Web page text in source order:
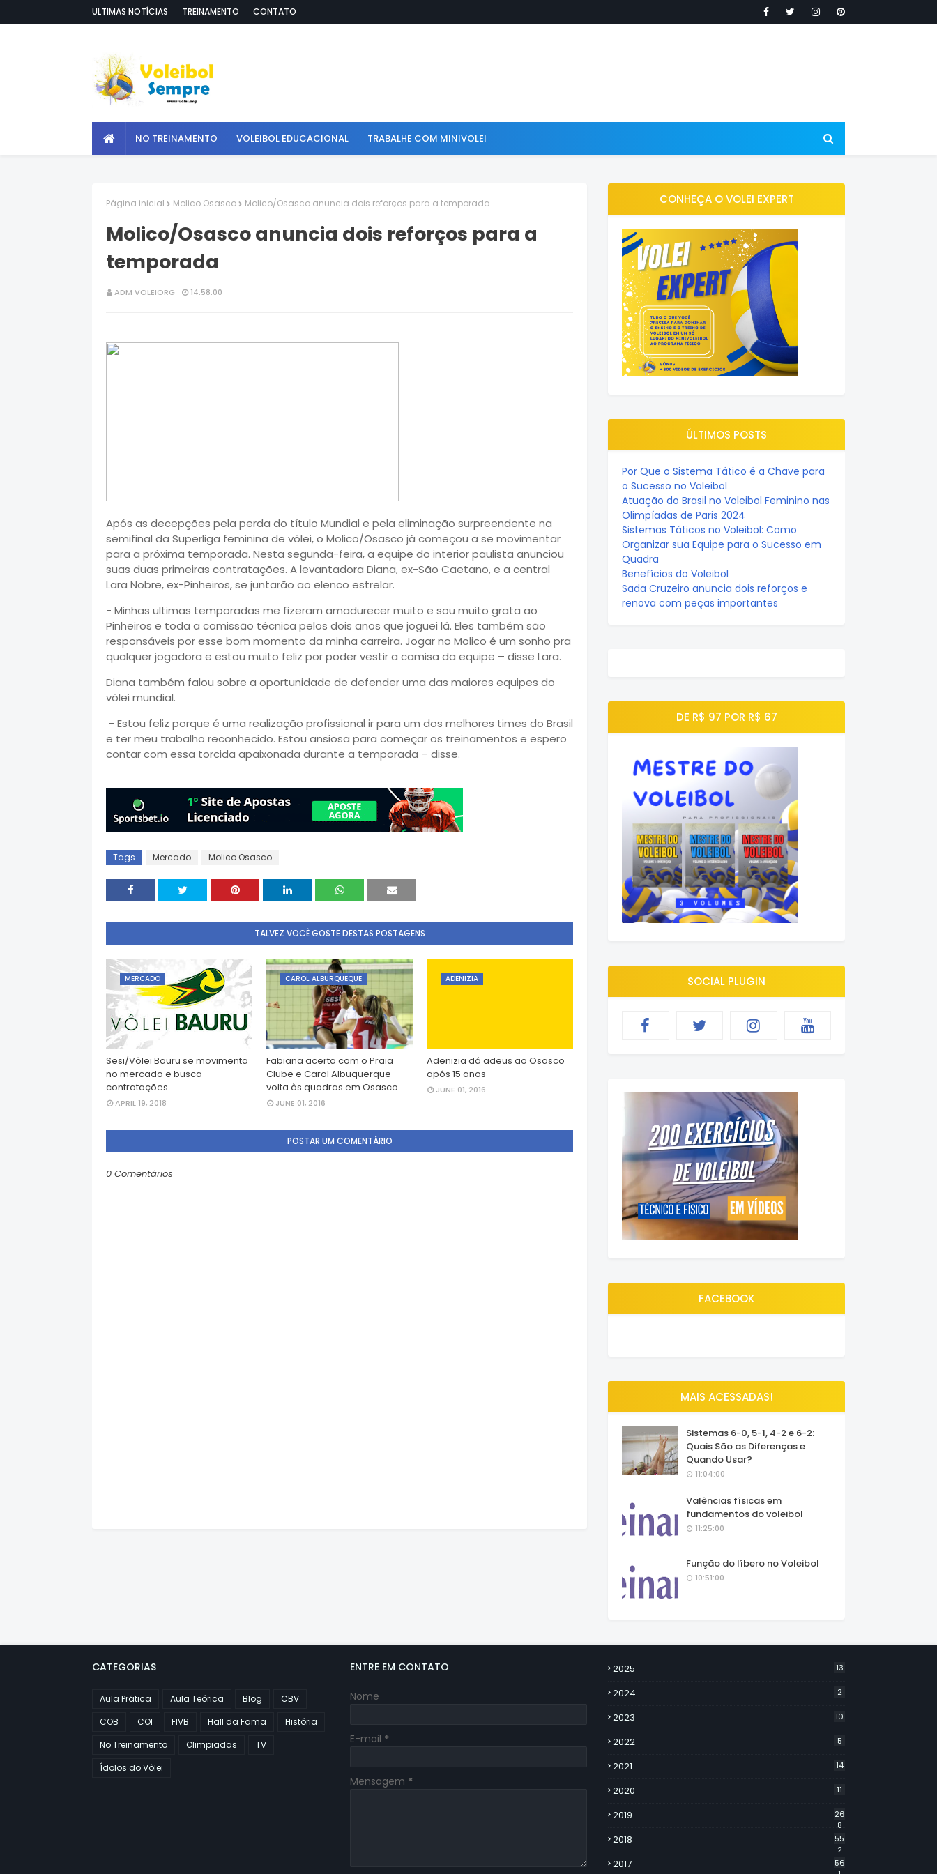
ULTIMAS NOTÍCIAS TREINAMENTO CONTATO
NO TREINAMENTO VOLEIBOL EDUCACIONAL TRABALHE COM MINIVOLEI
Página inicial Molico Osasco Molico/Osasco anuncia dois reforços para a temporada
Molico/Osasco anuncia dois reforços para a
temporada
ADM VOLEIORG 14:58:00
Após as decepções pela perda do título Mundial e pela eliminação surpreendente na
semifinal da Superliga feminina de vôlei, o Molico/Osasco já começou a se movimentar
para a próxima temporada. Nesta segunda-feira, a equipe do interior paulista anunciou
suas duas primeiras contratações. A levantadora Diana, ex-São Caetano, e a central
Lara Nobre, ex-Pinheiros, se juntarão ao elenco estrelar.
- Minhas ultimas temporadas me fizeram amadurecer muito e sou muito grata ao
Pinheiros e toda a comissão técnica pelos dois anos que joguei lá. Eles também são
responsáveis por esse bom momento da minha carreira. Jogar no Molico é um sonho pra
qualquer jogadora e estou muito feliz por poder vestir a camisa da equipe – disse Lara.
Diana também falou sobre a oportunidade de defender uma das maiores equipes do
vôlei mundial.
- Estou feliz porque é uma realização profissional ir para um dos melhores times do Brasil
e ter meu trabalho reconhecido. Estou ansiosa para começar os treinamentos e espero
contar com essa torcida apaixonada durante a temporada – disse.
Tags Mercado Molico Osasco
TALVEZ VOCÊ GOSTE DESTAS POSTAGENS
MERCADO
Sesi/Vôlei Bauru se movimenta
no mercado e busca
contratações
APRIL 19, 2018
CAROL ALBURQUEQUE
Fabiana acerta com o Praia
Clube e Carol Albuquerque
volta às quadras em Osasco
JUNE 01, 2016
ADENIZIA
Adenizia dá adeus ao Osasco
após 15 anos
JUNE 01, 2016
POSTAR UM COMENTÁRIO
0 Comentários
CONHEÇA O VOLEI EXPERT
ÚLTIMOS POSTS
Por Que o Sistema Tático é a Chave para
o Sucesso no Voleibol
Atuação do Brasil no Voleibol Feminino nas
Olimpíadas de Paris 2024
Sistemas Táticos no Voleibol: Como
Organizar sua Equipe para o Sucesso em
Quadra
Benefícios do Voleibol
Sada Cruzeiro anuncia dois reforços e
renova com peças importantes
DE R$ 97 POR R$ 67
SOCIAL PLUGIN
FACEBOOK
MAIS ACESSADAS!
Sistemas 6-0, 5-1, 4-2 e 6-2:
Quais São as Diferenças e
Quando Usar?
11:04:00
Valências físicas em
fundamentos do voleibol
11:25:00
Função do líbero no Voleibol
10:51:00
CATEGORIAS
Aula Prática Aula Teórica Blog
CBV
COB
COI FIVB Hall da Fama
História
No Treinamento
Olimpiadas
TV
Ídolos do Vôlei
ENTRE EM CONTATO
Nome
E-mail *
Mensagem *
2025 13
2024 2
2023 10
2022 5
2021 14
2020 11
2019
26
8
2018
55
2
2017
56